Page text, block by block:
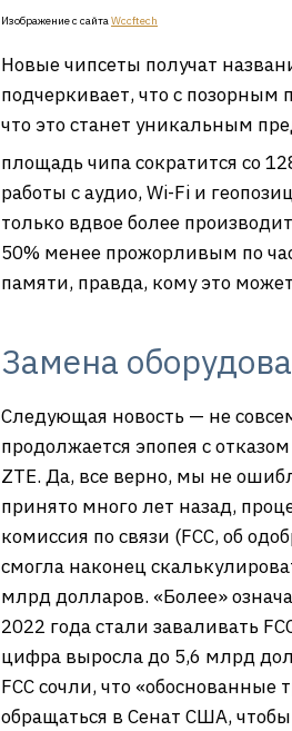
Изображение с сайтаWccftech
Новые чипсеты получат
подчеркивает, что с позорным
что это станет уникальным
площадь чипа сократится со
работы с аудио, Wi-Fi и
только вдвое более
50% менее прожорливым по
памяти, правда, кому это
Замена
Следующая новость — не
продолжается эпопея с
ZTE. Да, все верно, мы не
принято много лет назад,
комиссия по связи (FCC, об
смогла наконец
млрд долларов. «Более»
2022 года стали заваливать
цифра выросла до 5,6 млрд
FCC сочли, что
обращаться в Сенат США, чтобы